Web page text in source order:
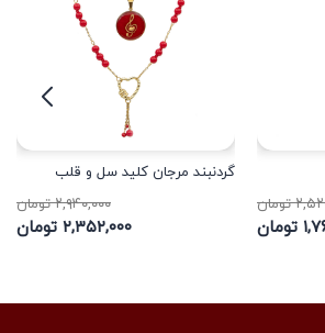
تومان
گردنبند مرجان کلید سل و قلب
۲,۹۴۰,۰۰۰ تومان
۲,۳۵۲,۰۰۰ تومان